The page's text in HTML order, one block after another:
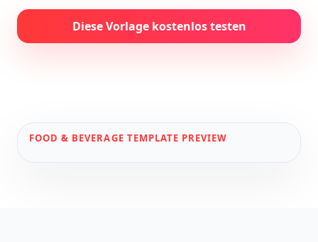
Diese Vorlage kostenlos testen
FOOD & BEVERAGE TEMPLATE PREVIEW